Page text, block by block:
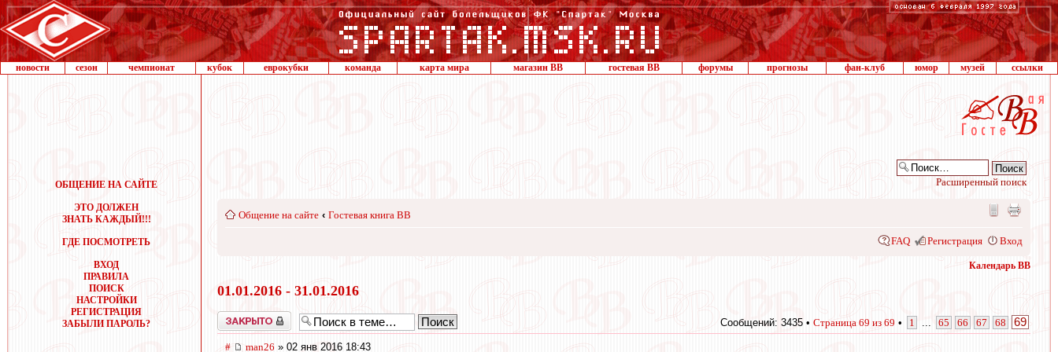
новости сезон чемпионат кубок еврокубки команда карта мира магазин ВВ гостевая ВВ форумы прогнозы фан-клуб юмор музей ссылки
ОБЩЕНИЕ НА САЙТЕ
ЭТО ДОЛЖЕН
ЗНАТЬ КАЖДЫЙ!!!
ГДЕ ПОСМОТРЕТЬ
ВХОД
ПРАВИЛА
ПОИСК
НАСТРОЙКИ
РЕГИСТРАЦИЯ
ЗАБЫЛИ ПАРОЛЬ?
Расширенный поиск
Общение на сайте ‹ Гостевая книга ВВ
FAQ Регистрация Вход
Календарь ВВ
01.01.2016 - 31.01.2016
Закрыто Сообщений: 3435 • Страница 69 из 69 • 1 65 66 67 68 69
# man26 » 02 янв 2016 18:43